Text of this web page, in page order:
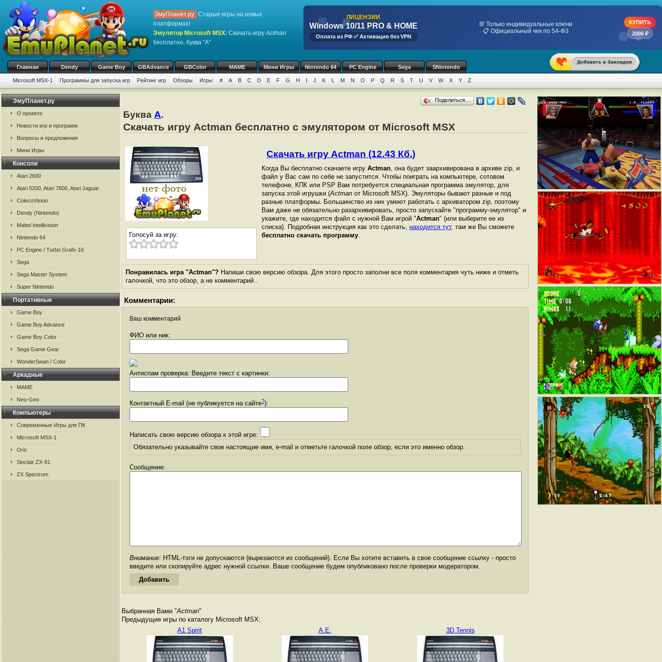
ЭмуПланет.ру: Старые игры на новых
платформах!
Эмулятор Microsoft MSX: Скачать игруActman
бесплатно, буква "A"
ЛИЦЕНЗИИ
Windows 10/11 PRO & HOME
Оплата из РФ ✅ Активация без VPN
💯 Только индивидуальные ключи
📋 Официальный чек по 54-ФЗ
КУПИТЬ
2000 ₽
Главная Dendy Game Boy GBAdvance GBColor MAME Мини Игры Nintendo 64 PC Engine Sega SNintendo
Microsoft MSX-1 Программы для запуска игр Рейтинг игр Обзоры Игры: # A B C D E F G H I J K L M N O P Q R S T U V W X Y Z
ЭмуПланет.ру
О проекте
Новости игр и программ
Вопросы и предложения
Мини Игры
Консоли
Atari 2600
Atari 5200, Atari 7800, Atari Jaguar
ColecoVision
Dendy (Nintendo)
Mattel Intellivision
Nintendo 64
PC Engine / Turbo Grafx-16
Sega
Sega Master System
Super Nintendo
Портативные
Game Boy
Game Boy Advance
Game Boy Color
Sega Game Gear
WonderSwan / Color
Аркадные
MAME
Neo-Geo
Компьютеры
Современные Игры для ПК
Microsoft MSX-1
Oric
Sinclair ZX-81
ZX Spectrum
Поделиться…
Буква A.
Скачать игру Actman бесплатно с эмулятором от Microsoft MSX
Голосуй за игру:
Скачать игру Actman (12.43 Кб.)
Когда Вы бесплатно скачаете игру Actman, она будет заархивирована в архиве zip, и
файл у Вас сам по себе не запустится. Чтобы поиграть на компьютере, сотовом
телефоне, КПК или PSP Вам потребуется специальная программа эмулятор, для
запуска этой игрушки (Actman от Microsoft MSX). Эмуляторы бывают разные и под
разные платформы. Большинство из них умеют работать с архиватором zip, поэтому
Вам даже не обязательно разархивировать, просто запускайте "программу-эмулятор" и
укажите, где находится файл с нужной Вам игрой "Actman" (или выберите ее из
списка). Подробная инструкция как это сделать, находится тут, там же Вы сможете
бесплатно скачать программу.
Понравилась игра "Actman"? Напиши свою версию обзора. Для этого просто заполни все поля комментария чуть ниже и отметь
галочкой, что это обзор, а не комментарий..
Комментарии:
Ваш комментарий
ФИО или ник:
Антиспам проверка: Введите текст с картинки:
Контактный E-mail (не публикуется на сайте?):
Написать свою версию обзора к этой игре:
Обязательно указывайте свое настоящие имя, e-mail и отметьте галочкой поле обзор, если это именно обзор.
Сообщение:
Внимание: HTML-тэги не допускаются (вырезаются из сообщений). Если Вы хотите вставить в свое сообщение ссылку - просто
введите или скопируйте адрес нужной ссылки. Ваше сообщение будем опубликовано после проверки модератором.
Выбранная Вами "Actman"
Предыдущие игры по каталогу Microsoft MSX:
A1 Spirit
A.E. 3D Tennis